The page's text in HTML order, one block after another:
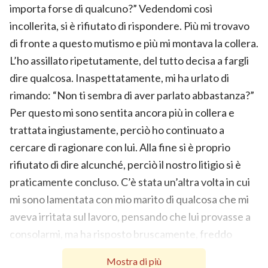
importa forse di qualcuno?” Vedendomi così
incollerita, si è rifiutato di rispondere. Più mi trovavo
di fronte a questo mutismo e più mi montava la collera.
L’ho assillato ripetutamente, del tutto decisa a fargli
dire qualcosa. Inaspettatamente, mi ha urlato di
rimando: “Non ti sembra di aver parlato abbastanza?”
Per questo mi sono sentita ancora più in collera e
trattata ingiustamente, perciò ho continuato a
cercare di ragionare con lui. Alla fine si è proprio
rifiutato di dire alcunché, perciò il nostro litigio si è
praticamente concluso. C’è stata un’altra volta in cui
mi sono lamentata con mio marito di qualcosa che mi
aveva irritata sul lavoro, pensando che lui provasse a
consolarmi, ma ha risposto bruscamente, freddo
come il ghiaccio: “Per litigare bisogna essere in due.
Mostra di più